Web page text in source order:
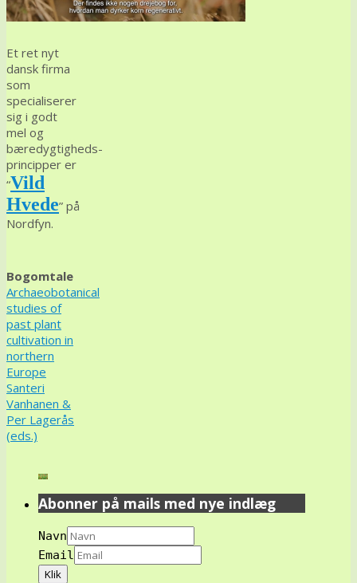
Et ret nyt
dansk firma
som
specialiserer
sig i godt
mel og
bæredygtigheds-
principper er
“Vild
Hvede” på
Nordfyn.
Bogomtale
Archaeobotanical
studies of
past plant
cultivation in
northern
Europe
Santeri
Vanhanen &
Per Lagerås
(eds.)
Abonner på mails med nye indlæg
Navn
Email